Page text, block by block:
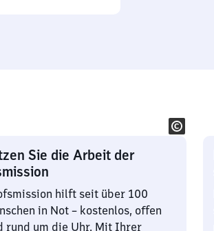
Sie die Arbeit der
hilft seit über 100
in Not – kostenlos, offen
rund um die Uhr. Mit Ihrer